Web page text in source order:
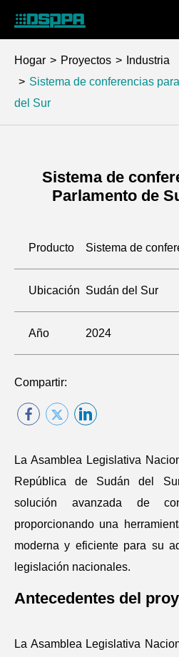
Hogar Proyectos
Industria
Sistema de conferencias
del Sur
Sistema de
Parlamento de
Producto Sistema de
Ubicación Sudán del Sur
Año 2024
Compartir:
La Asamblea Legislativa
República de Sudán del
solución avanzada de
proporcionando una
moderna y eficiente para su
legislación nacionales.
Antecedentes del
La Asamblea Legislativa